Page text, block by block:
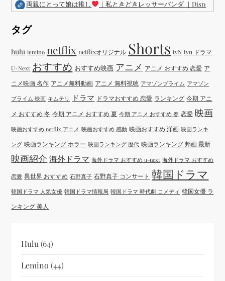
両親にとって娘は推し ｜私ときどきレッサーパンダ ｜Disney (
タグ
hulu lemino netflix netflixオリジナル Shorts tvN tvn ドラマ
U-Next おすすめ おすすめ映画 アニメ アニメ おすすめ 恋愛 ア
ニメ映画 名作 アニメ無料動画 アニメ 無料視聴 アマゾンプライム アマゾン
プライム 映画 キムテリ ドラマ ドラマおすすめ 恋愛 ランキング 今期 アニ
メ おすすめ 冬 今期 アニメ おすすめ 夏 今期 アニメ おすすめ 春 恋愛 映画
映画おすすめ netflix アニメ 映画おすすめ 感動 映画おすすめ 洋画 映画ランキ
ング 映画ランキング ホラー 映画ランキング 歴代 映画ランキング 邦画 最新
映画紹介 海外ドラマ 海外ドラマ おすすめ u-next 海外ドラマ おすすめ
恋愛 異世界 おすすめ 石野真子 石野真子 コンサート 韓国ドラマ
韓国ドラマ 人気女優 韓国ドラマ情報局 韓国ドラマ 時代劇 コメディ 韓国女優 ラ
ンキング 美人
Hulu (64)
Lemino (44)